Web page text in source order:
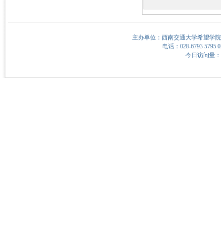
主办单位：西南交通大学希望学
电话：028-6793 5795
今日访问量